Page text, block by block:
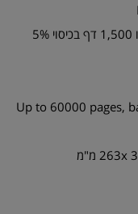
טונר להדפסה עד 10000 דף או 5000 דף או 1,500 דף בכיסוי 5%
Up to 60000 pages,